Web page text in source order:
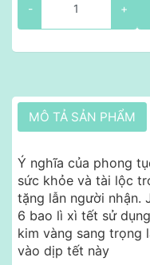
- +
MÔ TẢ SẢN PHẨM
Ý nghĩa của phong
sức khỏe và tài lộc
tặng lẫn người nhận.
6 bao lì xì tết sử
kim vàng sang trọng
vào dịp tết này